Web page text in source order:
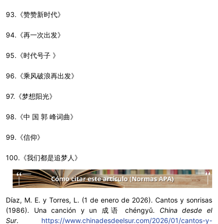
93.《赞赞新时代》
94.《再一次出发》
95.《时代号子 》
96.《乘风破浪再出发》
97.《梦想阳光》
98.《中 国 郭 峰词曲》
99.《信仰》
100.《我们都是追梦人》
Díaz, M. E. y Torres, L. (1 de enero de 2026). Cantos y sonrisas
(1986). Una canción y un 成语 chéngyǔ. China desde el
Sur. https://www.chinadesdeelsur.com/2026/01/cantos-y-